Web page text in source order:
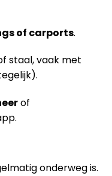
of carports.
staal, vaak met
of
onderweg is.